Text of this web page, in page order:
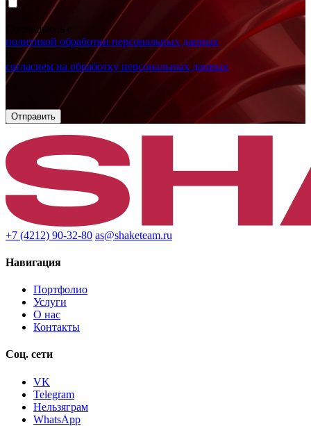
Соглашаюсь с
политикой обработки персональных данных
согласием на обработку персональных данных
+7 (4212) 90-32-80 as@shaketeam.ru
Навигация
Портфолио
Услуги
О нас
Контакты
Соц. сети
VK
Telegram
Нельзяграм
WhatsApp